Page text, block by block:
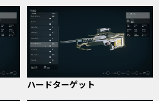
ハードターゲット